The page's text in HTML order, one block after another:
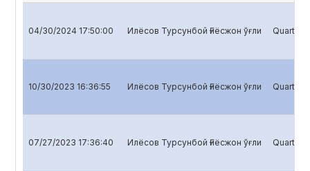
04/30/2024 17:50:00 Илёсов Турсунбой Ғиёсжон ўғли
10/30/2023 16:36:55 Илёсов Турсунбой Ғиёсжон ўғли
07/27/2023 17:36:40 Илёсов Турсунбой Ғиёсжон ўғли